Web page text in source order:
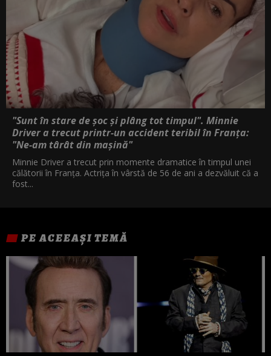
"Sunt în stare de șoc și plâng tot timpul". Minnie
Driver a trecut printr-un accident teribil în Franța:
"Ne-am târât din mașină"
Minnie Driver a trecut prin momente dramatice în timpul unei
călătorii în Franța. Actrița în vârstă de 56 de ani a dezvăluit că a
fost...
PE ACEEAȘI TEMĂ